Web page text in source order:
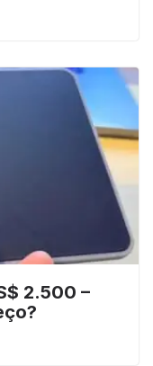
2.500 –